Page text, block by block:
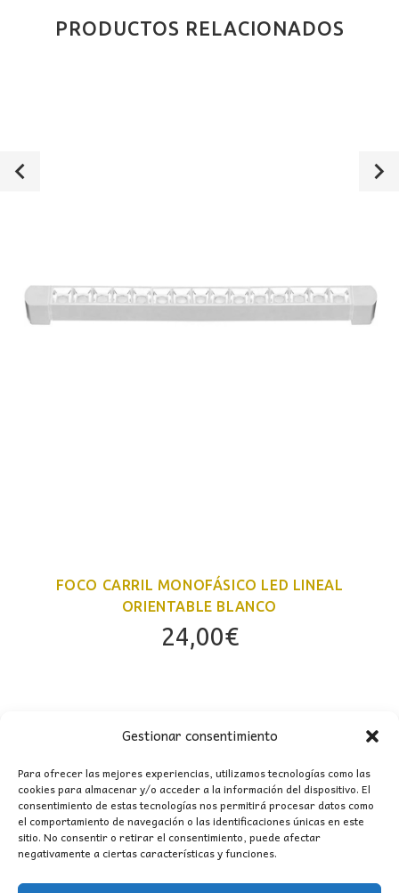
Gestionar consentimiento
Para ofrecer las mejores experiencias, utilizamos tecnologías como las
cookies para almacenar y/o acceder a la información del dispositivo. El
consentimiento de estas tecnologías nos permitirá procesar datos como
el comportamiento de navegación o las identificaciones únicas en este
sitio. No consentir o retirar el consentimiento, puede afectar
negativamente a ciertas características y funciones.
PRODUCTOS RELACIONADOS
FOCO CARRIL MONOFÁSICO LED LINEAL
ORIENTABLE BLANCO
24,00€
CONTACTO